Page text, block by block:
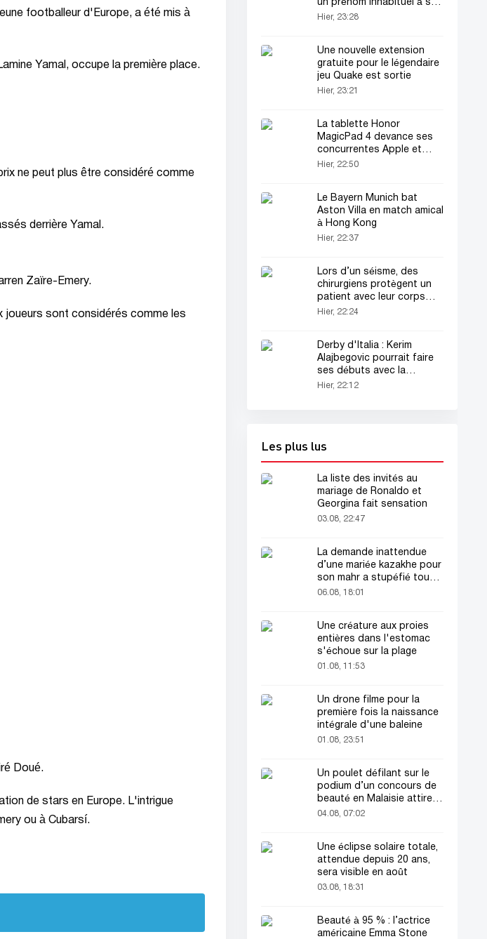
footballeur d'Europe, a été mis à
Yamal, occupe la première place.
ne peut plus être considéré comme
derrière Yamal.
Zaïre-Emery.
joueurs sont considérés comme les
Doué.
de stars en Europe. L'intrigue
ou à Cubarsí.
un prénom inhabituel à son
fils
Hier, 23:28
Une nouvelle extension
gratuite pour le légendaire
jeu Quake est sortie
Hier, 23:21
La tablette Honor
MagicPad 4 devance ses
concurrentes Apple et
Samsung
Hier, 22:50
Le Bayern Munich bat
Aston Villa en match amical
à Hong Kong
Hier, 22:37
Lors d’un séisme, des
chirurgiens protègent un
patient avec leur corps
(vidéo)
Hier, 22:24
Derby d'Italia : Kerim
Alajbegovic pourrait faire
ses débuts avec la
Juventus
Hier, 22:12
Les plus lus
La liste des invités au
mariage de Ronaldo et
Georgina fait sensation
03.08, 22:47
La demande inattendue
d’une mariée kazakhe pour
son mahr a stupéfié tout
le monde
06.08, 18:01
Une créature aux proies
entières dans l'estomac
s'échoue sur la plage
01.08, 11:53
Un drone filme pour la
première fois la naissance
intégrale d'une baleine
01.08, 23:51
Un poulet défilant sur le
podium d’un concours de
beauté en Malaisie attire
l’attention du public
04.08, 07:02
Une éclipse solaire totale,
attendue depuis 20 ans,
sera visible en août
03.08, 18:31
Beauté à 95 % : l’actrice
américaine Emma Stone